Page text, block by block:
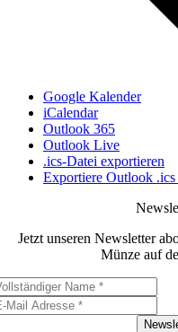
Google Kalender
iCalendar
Outlook 365
Outlook Live
.ics-Datei exportieren
Exportiere Outlook .ics
Jetzt unseren Newsletter
Münze auf